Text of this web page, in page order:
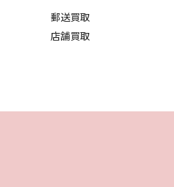
郵送買取
店舗買取